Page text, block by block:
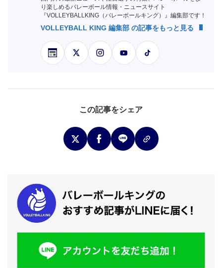
り楽しめるバレーボール情報・ニュースサイト
『VOLLEYBALLKING（バレーボールキング）』編集部です！
VOLLEYBALL KING 編集部 の記事をもっと見る
この記事をシェア